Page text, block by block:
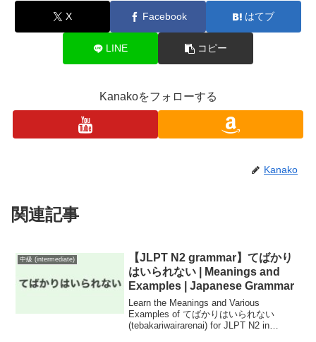
X Facebook はてブ
LINE コピー
Kanakoをフォローする
Kanako
関連記事
中級 (intermediate)
【JLPT N2 grammar】てばかり
はいられない | Meanings and
Examples | Japanese Grammar
Learn the Meanings and Various
Examples of てばかりはいられない
(tebakariwairarenai) for JLPT N2 in